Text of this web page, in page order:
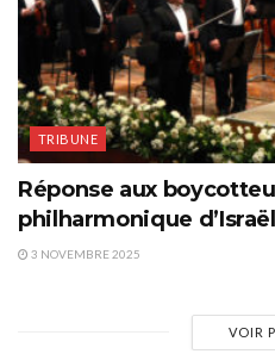
TRIBUNE
Réponse aux
philharmonique d’Israël
3 NOVEMBRE 2025
VOIR